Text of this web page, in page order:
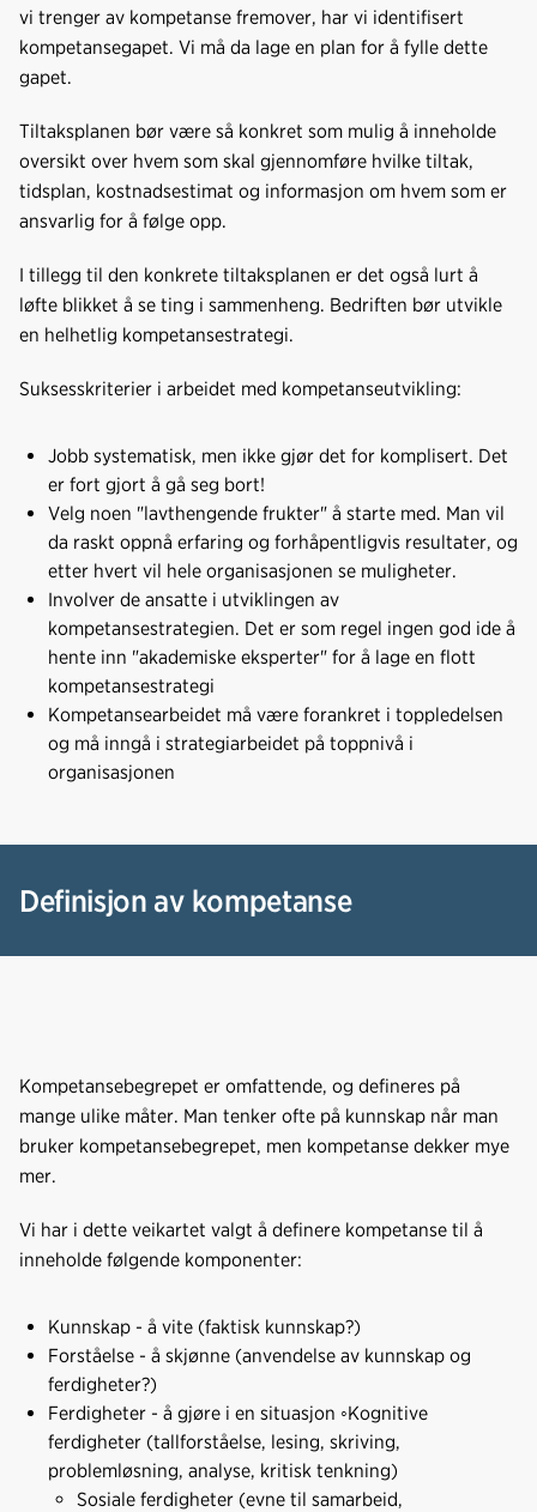
vi trenger av kompetanse fremover, har vi identifisert
kompetansegapet. Vi må da lage en plan for å fylle dette
gapet.
Tiltaksplanen bør være så konkret som mulig å inneholde
oversikt over hvem som skal gjennomføre hvilke tiltak,
tidsplan, kostnadsestimat og informasjon om hvem som er
ansvarlig for å følge opp.
I tillegg til den konkrete tiltaksplanen er det også lurt å
løfte blikket å se ting i sammenheng. Bedriften bør utvikle
en helhetlig kompetansestrategi.
Suksesskriterier i arbeidet med kompetanseutvikling:
Jobb systematisk, men ikke gjør det for komplisert. Det
er fort gjort å gå seg bort!
Velg noen "lavthengende frukter" å starte med. Man vil
da raskt oppnå erfaring og forhåpentligvis resultater, og
etter hvert vil hele organisasjonen se muligheter.
Involver de ansatte i utviklingen av
kompetansestrategien. Det er som regel ingen god ide å
hente inn "akademiske eksperter" for å lage en flott
kompetansestrategi
Kompetansearbeidet må være forankret i toppledelsen
og må inngå i strategiarbeidet på toppnivå i
organisasjonen
Definisjon av kompetanse
Kompetansebegrepet er omfattende, og defineres på
mange ulike måter. Man tenker ofte på kunnskap når man
bruker kompetansebegrepet, men kompetanse dekker mye
mer.
Vi har i dette veikartet valgt å definere kompetanse til å
inneholde følgende komponenter:
Kunnskap - å vite (faktisk kunnskap?)
Forståelse - å skjønne (anvendelse av kunnskap og
ferdigheter?)
Ferdigheter - å gjøre i en situasjon ◦Kognitive
ferdigheter (tallforståelse, lesing, skriving,
problemløsning, analyse, kritisk tenkning)
Sosiale ferdigheter (evne til samarbeid,